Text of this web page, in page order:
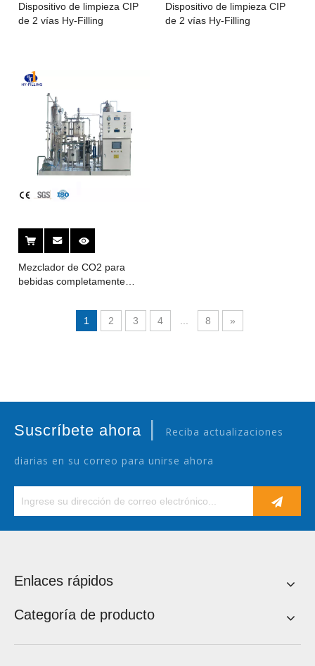
Dispositivo de limpieza CIP
de 2 vías Hy-Filling
Dispositivo de limpieza CIP
de 2 vías Hy-Filling
Mezclador de CO2 para
bebidas completamente
1 2 3 4 8 »
Suscríbete ahora | Reciba actualizaciones
diarias en su correo para unirse ahora
Enlaces rápidos
Categoría de producto